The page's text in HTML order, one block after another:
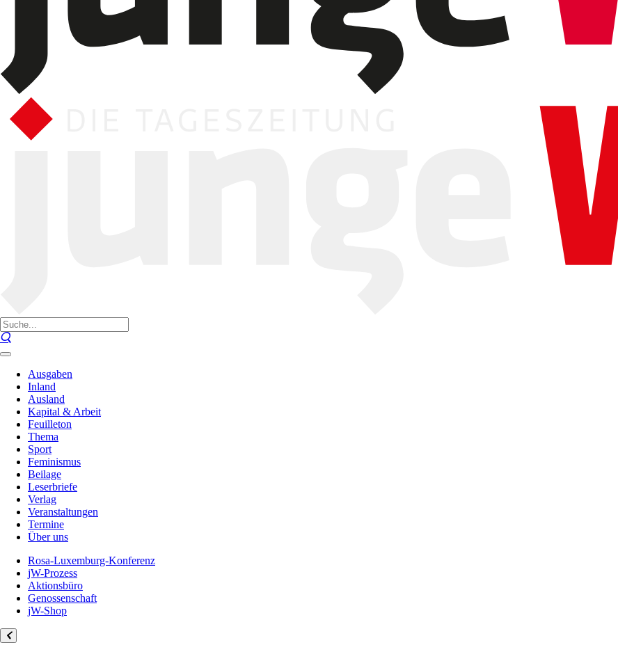
Ausgaben
Inland
Ausland
Kapital & Arbeit
Feuilleton
Thema
Sport
Feminismus
Beilage
Leserbriefe
Verlag
Veranstaltungen
Termine
Über uns
Rosa-Luxemburg-Konferenz
jW-Prozess
Aktionsbüro
Genossenschaft
jW-Shop